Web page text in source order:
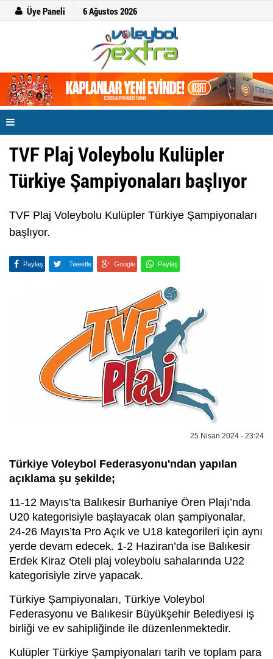
Üye Paneli 6 Ağustos 2026
TVF Plaj Voleybolu Kulüpler
Türkiye Şampiyonaları başlıyor
TVF Plaj Voleybolu Kulüpler Türkiye Şampiyonaları
başlıyor.
Paylaş Tweetle Google Paylaş
25 Nisan 2024 - 23:24
Türkiye Voleybol Federasyonu'ndan yapılan
açıklama şu şekilde;
11-12 Mayıs’ta Balıkesir Burhaniye Ören Plajı’nda
U20 kategorisiyle başlayacak olan şampiyonalar,
24-26 Mayıs’ta Pro Açık ve U18 kategorileri için aynı
yerde devam edecek. 1-2 Haziran’da ise Balıkesir
Erdek Kiraz Oteli plaj voleybolu sahalarında U22
kategorisiyle zirve yapacak.
Türkiye Şampiyonaları, Türkiye Voleybol
Federasyonu ve Balıkesir Büyükşehir Belediyesi iş
birliği ve ev sahipliğinde ile düzenlenmektedir.
Kulüpler Türkiye Şampiyonaları tarih ve toplam para